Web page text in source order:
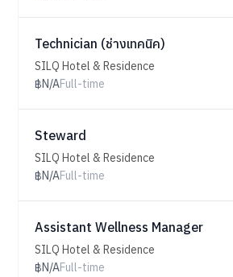
Technician (ช่างเทคนิค)
SILQ Hotel & Residence
฿N/AFull-time
Steward
SILQ Hotel & Residence
฿N/AFull-time
Assistant Wellness Manager
SILQ Hotel & Residence
฿N/AFull-time